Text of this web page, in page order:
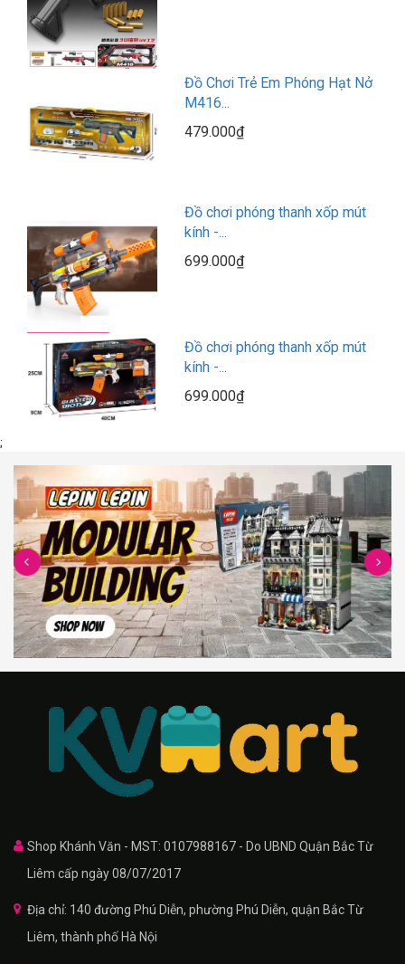
Đồ Chơi Trẻ Em Phóng Hạt Nở
M416...
479.000₫
Đồ chơi phóng thanh xốp mút
kính -...
699.000₫
Đồ chơi phóng thanh xốp mút
kính -...
699.000₫
;
Shop Khánh Văn - MST: 0107988167 - Do UBND Quận Bắc Từ
Liêm cấp ngày 08/07/2017
Địa chỉ: 140 đường Phú Diễn, phường Phú Diễn, quận Bắc Từ
Liêm, thành phố Hà Nội